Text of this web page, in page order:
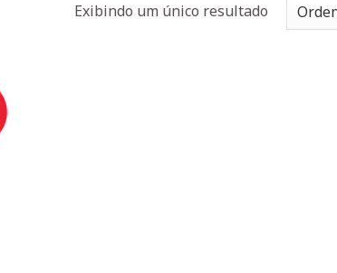
Exibindo um único resultado